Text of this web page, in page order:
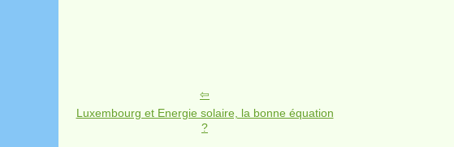
Luxembourg et Energie solaire, la bonne équation
?